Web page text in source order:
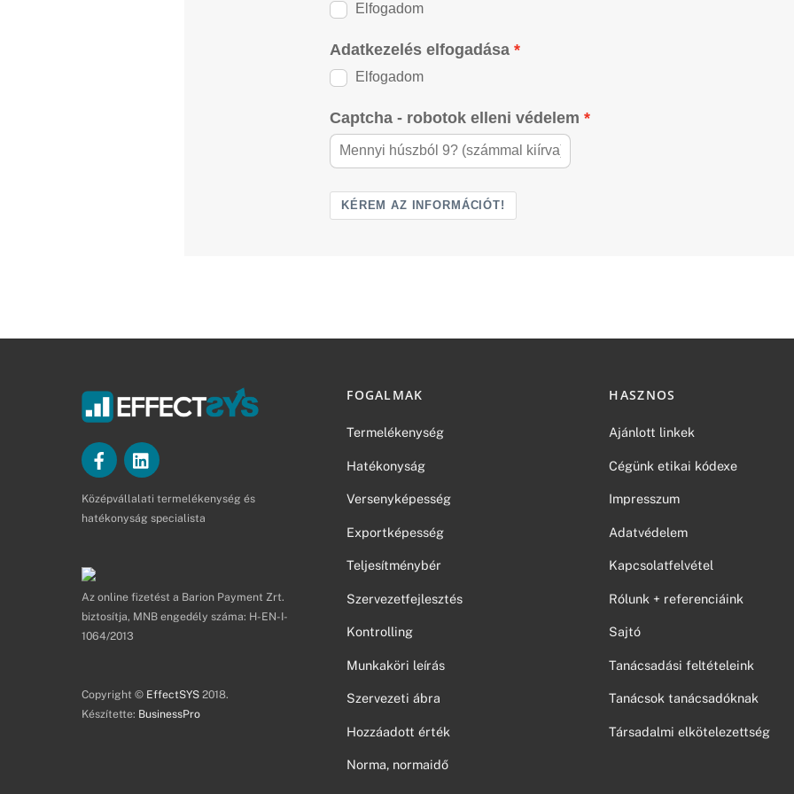
Elfogadom
Adatkezelés elfogadása
Elfogadom
Captcha - robotok elleni védelem
KÉREM AZ INFORMÁCIÓT!
Középvállalati termelékenység és
hatékonyság specialista
Az online fizetést a Barion Payment Zrt.
biztosítja, MNB engedély száma: H-EN-I-
1064/2013
Copyright © EffectSYS 2018.
Készítette: BusinessPro
FOGALMAK
Termelékenység
Hatékonyság
Versenyképesség
Exportképesség
Teljesítménybér
Szervezetfejlesztés
Kontrolling
Munkaköri leírás
Szervezeti ábra
Hozzáadott érték
Norma, normaidő
HASZNOS
Ajánlott linkek
Cégünk etikai kódexe
Impresszum
Adatvédelem
Kapcsolatfelvétel
Rólunk + referenciáink
Sajtó
Tanácsadási feltételeink
Tanácsok tanácsadóknak
Társadalmi elkötelezettség